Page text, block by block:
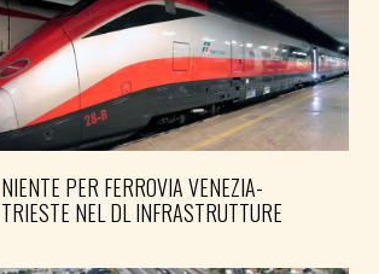
NIENTE PER FERROVIA VENEZIA-
TRIESTE NEL DL INFRASTRUTTURE